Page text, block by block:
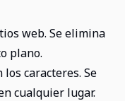
web. Se elimina
plano.
caracteres. Se
cualquier lugar.